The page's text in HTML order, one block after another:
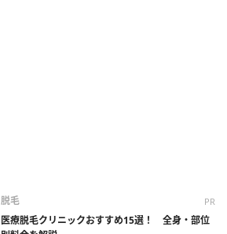
脱毛 PR
医療脱毛クリニックおすすめ15選！ 全身・部位